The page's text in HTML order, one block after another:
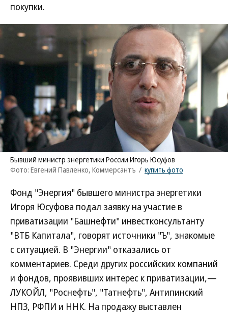
покупки.
Бывший министр энергетики России Игорь Юсуфов
Фото: Евгений Павленко, Коммерсантъ / купить фото
Фонд "Энергия" бывшего министра энергетики
Игоря Юсуфова подал заявку на участие в
приватизации "Башнефти" инвестконсультанту
"ВТБ Капитала", говорят источники "Ъ", знакомые
с ситуацией. В "Энергии" отказались от
комментариев. Среди других российских компаний
и фондов, проявивших интерес к приватизации,—
ЛУКОЙЛ, "Роснефть", "Татнефть", Антипинский
НПЗ, РФПИ и ННК. На продажу выставлен